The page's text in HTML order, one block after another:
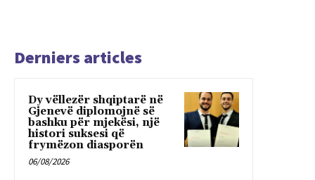
Derniers articles
Dy vëllezër shqiptarë në
Gjenevë diplomojnë së
bashku për mjekësi, një
histori suksesi që
frymëzon diasporën
06/08/2026